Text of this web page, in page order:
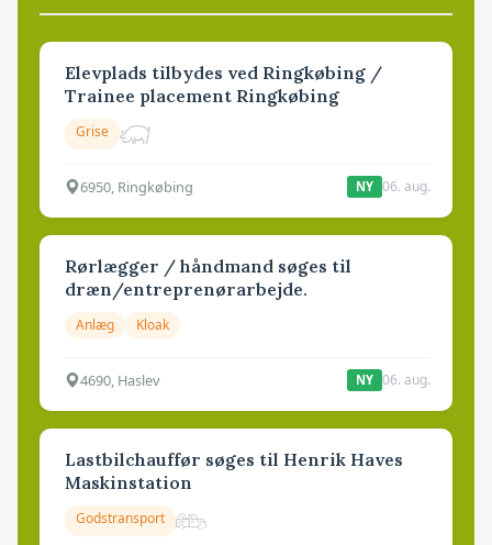
Elevplads tilbydes ved Ringkøbing /
Trainee placement Ringkøbing
Grise
6950, Ringkøbing NY 06. aug.
Rørlægger / håndmand søges til
dræn/entreprenørarbejde.
Anlæg Kloak
4690, Haslev NY 06. aug.
Lastbilchauffør søges til Henrik Haves
Maskinstation
Godstransport